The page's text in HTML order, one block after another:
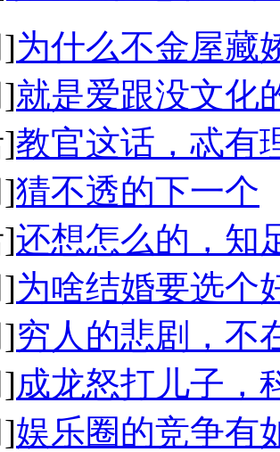
为什么不金屋藏
就是爱跟没文化
教官这话，忒有
猜不透的下一个
还想怎么的，知
为啥结婚要选个
穷人的悲剧，不
成龙怒打儿子，
娱乐圈的竞争有